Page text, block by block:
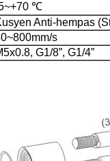
℃
Anti-hempas
s
G1/8”, G1/4”